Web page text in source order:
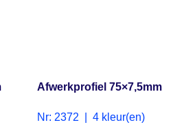
Afwerkprofiel 75×7,5mm
Nr: 2372 | 4 kleur(en)